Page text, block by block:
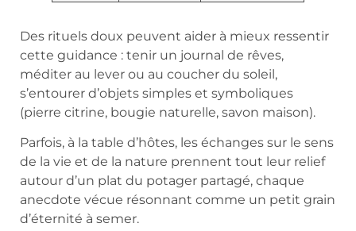
Des rituels doux peuvent aider à mieux ressentir
cette guidance : tenir un journal de rêves,
méditer au lever ou au coucher du soleil,
s’entourer d’objets simples et symboliques
(pierre citrine, bougie naturelle, savon maison).
Parfois, à la table d’hôtes, les échanges sur le sens
de la vie et de la nature prennent tout leur relief
autour d’un plat du potager partagé, chaque
anecdote vécue résonnant comme un petit grain
d’éternité à semer.